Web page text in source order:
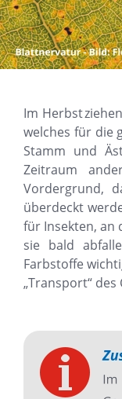
Im Herbstziehen
welches für die
Stamm und
Zeitraum
Vordergrund,
überdeckt
für Insekten, an
sie bald
Farbstoffe
„Transport“